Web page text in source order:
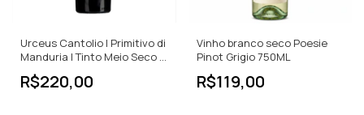
Urceus Cantolio | Primitivo di
Manduria | Tinto Meio Seco |
R$220,00
Vinho branco seco Poesie
Pinot Grigio 750ML
R$119,00